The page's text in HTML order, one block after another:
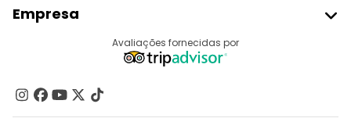
Registo Do Fornecedor
Programa De Afiliados
Empresa
Contacte-Nos
Grupos
Avaliações fornecidas por